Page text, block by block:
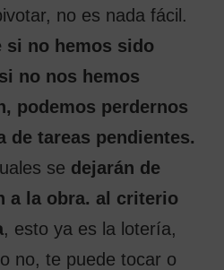
no es nada fácil.
si no hemos sido
no nos hemos
podemos perdernos
de tareas pendientes.
se dejarán de
a la obra. al criterio
, esto ya es la lotería,
no, te puede tocar o